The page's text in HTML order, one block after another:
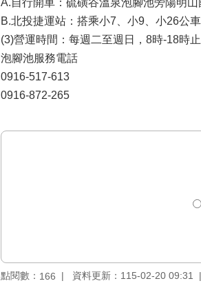
A.自行開車：硫磺谷溫泉泡腳池旁陽明山
B.北投捷運站：搭乘小7、小9、小26公
(3)營運時間：每週二至週日，8時-18時
泡腳池服務電話
0916-517-613
0916-872-265
點閱數： 166 資料更新：115-02-20 09:31